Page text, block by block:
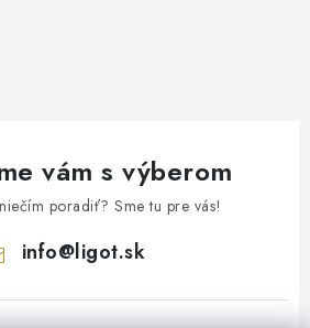
vám s výberom
poradiť? Sme tu pre vás!
info@ligot.sk